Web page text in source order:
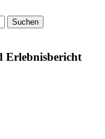
Erlebnisbericht